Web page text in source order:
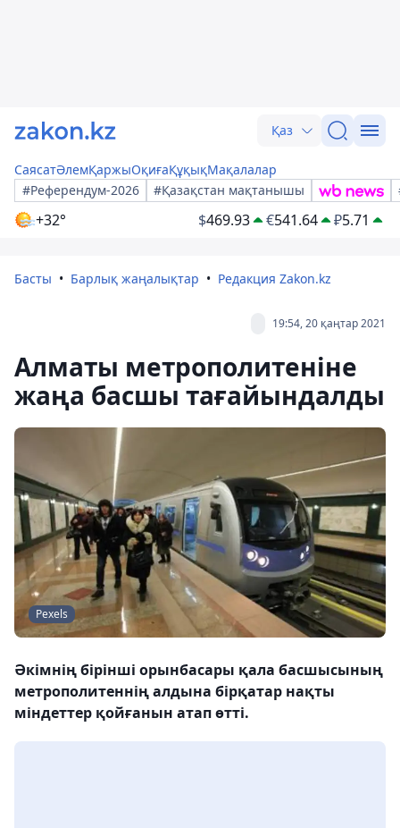
Қаз
СаясатӘлемҚаржыОқиғаҚұқықМақалалар
#Референдум-2026
#Қазақстан мақтанышы
+32° $469.93 €541.64 ₽5.71
Басты Барлық жаңалықтар Редакция Zakon.kz
19:54, 20 қаңтар 2021
Алматы метрополитеніне
жаңа басшы тағайындалды
Pexels
Әкімнің бірінші орынбасары қала басшысының
метрополитеннің алдына бірқатар нақты
міндеттер қойғанын атап өтті.